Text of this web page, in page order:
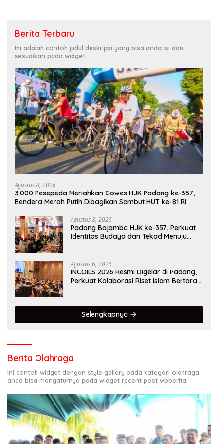
Berita Terbaru
Ini adalah contoh judul deskripsi yang bisa anda isi dan
sesuaikan pada widget
Agustus 8, 2026
3.000 Pesepeda Meriahkan Gowes HJK Padang ke-357,
Bendera Merah Putih Dibagikan Sambut HUT ke-81 RI
Agustus 8, 2026
Padang Bajamba HJK ke-357, Perkuat
Identitas Budaya dan Tekad Menuju
Agustus 6, 2026
INCOILS 2026 Resmi Digelar di Padang,
Perkuat Kolaborasi Riset Islam Bertaraf
Selengkapnya
Berita Olahraga
Ini contoh widget dengan style gallery pada kategori olahraga,
anda bisa mengaturnya pada widget recent post wpberita.